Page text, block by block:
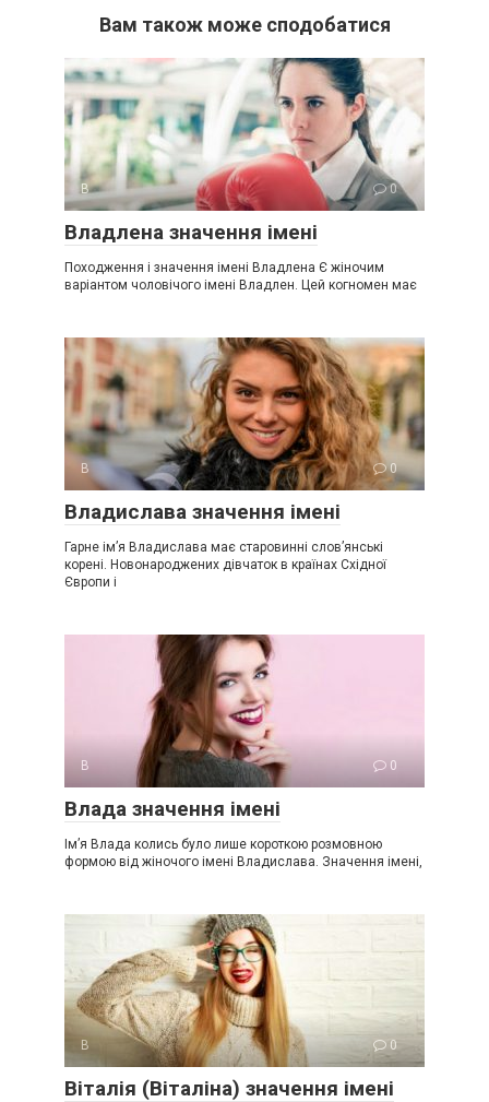
Вам також може сподобатися
В 0
Владлена значення імені
Походження і значення імені Владлена Є жіночим
варіантом чоловічого імені Владлен. Цей когномен має
В 0
Владислава значення імені
Гарне ім’я Владислава має старовинні слов’янські
корені. Новонароджених дівчаток в країнах Східної
Європи і
В 0
Влада значення імені
Ім’я Влада колись було лише короткою розмовною
формою від жіночого імені Владислава. Значення імені,
В 0
Віталія (Віталіна) значення імені